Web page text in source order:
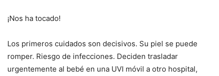
¡Nos ha tocado!
Los primeros cuidados son decisivos. Su piel se puede
romper. Riesgo de infecciones. Deciden trasladar
urgentemente al bebé en una UVI móvil a otro hospital,